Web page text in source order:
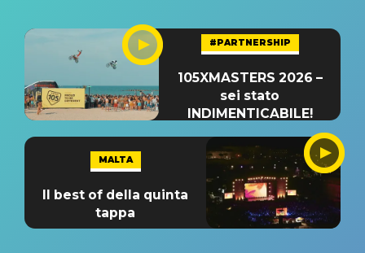
#PARTNERSHIP
105XMASTERS 2026 –
sei stato
INDIMENTICABILE!
MALTA
Il best of della quinta
tappa